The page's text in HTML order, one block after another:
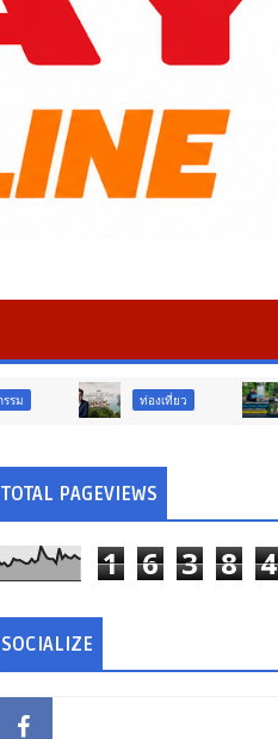
ท่องเที่ยว ภูมิภาค
TOTAL PAGEVIEWS
1 6 3 8 4
SOCIALIZE